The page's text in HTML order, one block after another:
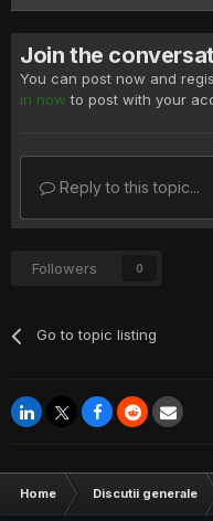
Join the
You can post now and
in now to post with your
Reply to this topic...
Followers 0
Go to topic listing
Home Discutii generale